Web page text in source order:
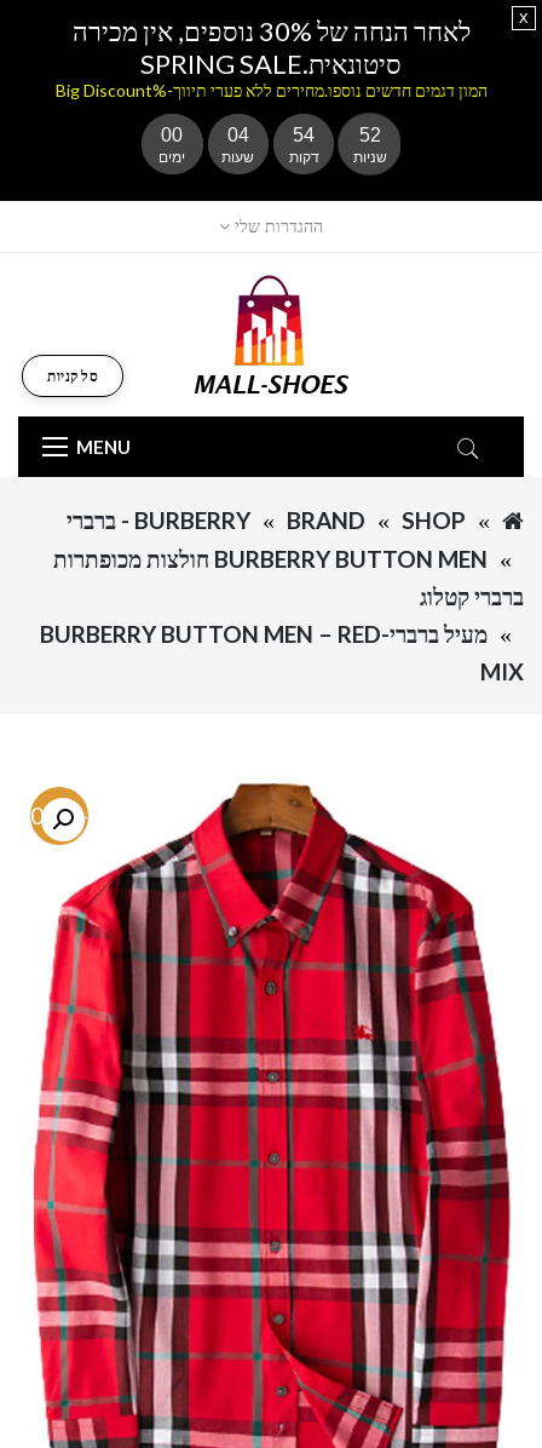
ההגדרות שלי
MENU
סל קניות
SHOP
BRAND
BURBERRY - ברברי
BURBERRY BUTTON MEN חולצות מכופתרות
ברברי קטלוג
מעיל ברברי-BURBERRY BUTTON MEN – RED
MIX
-80.1%
לאחר הנחה של 30% נוספים, אין מכירה
סיטונאית.SPRING SALE
המון דגמים חדשים נוספו.מחירים ללא פערי תיווך-%Big Discount
00
ימים
04
שעות
54
דקות
52
שניות
x